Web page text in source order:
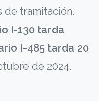
tramitación.
I-130 tarda
I-485 tarda 20
de 2024.